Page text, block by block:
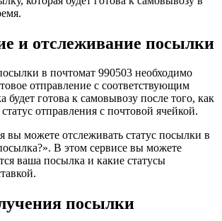
и отслеживание посылки
в почтомат 990503 необходимо
отправление с соответствующим
готова к самовывозу после того, как
отправления с почтовой ячейкой.
вы можете отслеживать статус посылки в
В этом сервисе вы можете
ваша посылка и какие статусы
посылки